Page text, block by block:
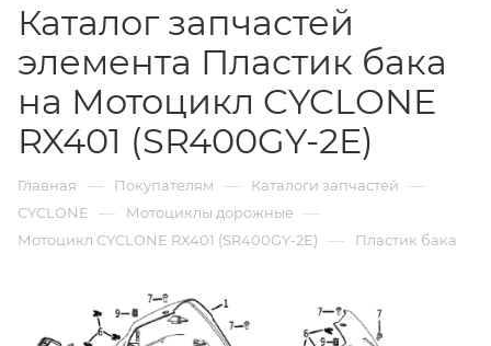
Каталог запчастей
элемента Пластик бака
на Мотоцикл CYCLONE
RX401 (SR400GY-2E)
Главная — Покупателям — Каталоги запчастей —
CYCLONE — Мотоциклы дорожные —
Мотоцикл CYCLONE RX401 (SR400GY-2E) — Пластик бака